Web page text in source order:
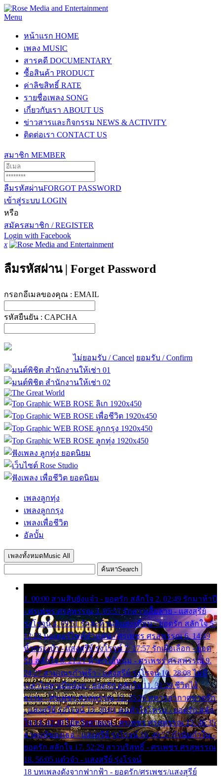
Menu
หน้าแรก HOME
เพลง MUSIC
สารคดี DOCUMENTARY
ซื้อสินค้า PRODUCT
ค่าลิขสิทธิ์ RATE
รายชื่อเพลง SONG
เกี่ยวกับเรา ABOUT US
ข่าวสารและกิจกรรม NEWS & ACTIVITY
ติดต่อเรา CONTACT US
สมาชิก MEMBER
ลืมรหัสผ่านFORGOT PASSWORD
เข้าสู่ระบบ LOGIN
หรือ
สมัครสมาชิก / REGISTER
Login with Facebook
x
ลืมรหัสผ่าน | Forget Password
กรอกอีเมลของคุณ : EMAIL
รหัสยืนยัน : CAPCHA
ไม่ยอมรับ / Cancel ยอมรับ / Confirm
เพลงลูกทุ่ง
เพลงลูกกรุง
เพลงเพื่อชีวิต
อัลบั้ม
เพลงทั้งหมด Music All
ค้นหาSearch
1. 00:00 สามสิบยังแจ๋ว - ยอดรัก สลักใจ 2. 02:49 รักมาห้าปี
- ศรเพชร ศรสุพรรณ 3. 05:57 รักสาวเสื้อลาย - แสงสุรีย์
รุ่งโรจน์ 4. 09:51 รักสะท้านดินสะเทือน - ยอดรัก สลักใจ 5.
12:23 มอเตอร์ไซค์ทำหล่น - ศรเพชร ศรสุพรรณ 6. 14:49
หิ้วกระเป๋า - แสงสุรีย์ รุ่งโรจน์ 7. 17:57 รักเผื่อเลือก - ยอด
รัก สลักใจ 8. 21:21 น้ำตาไอ้หนุ่ม - ศรเพชร ศรสุพรรณ 9.
24:27 สามเณรกำพร้า - แสงสุรีย์ รุ่งโรจน์ 10. 28:08 ไม่มี
เวลาไปหาเมียน้อย - ยอดรัก สลักใจ 11. 31:29 ชีวิตไอ้
ธรรม - ศรเพชร ศรสุพรรณ 12. 35:26 ทหารอากาศขาดรัก
- แสงสุรีย์ รุ่งโรจน์ 13. 39:01 คนหัวใจโทรม - ยอดรัก สลัก
ใจ 14. 42:49 ไอ้หวังตายแน่ - ศรเพชร ศรสุพรรณ 15. 46:35
ธาตุแท้ของเธอ - แสงสุรีย์ รุ่งโรจน์ 16. 49:57 กำนันกำใน -
ยอดรัก สลักใจ 17. 52:29 สาวบริสุทธิ์ - ศรเพชร ศรสุพรรณ
18. 56:05 แต๋วจ๋า - แสงสุรีย์ รุ่งโรจน์
18 บทเพลงดังจากฟากฟ้า - ยอดรัก/ศรเพชร/แสงสุรีย์